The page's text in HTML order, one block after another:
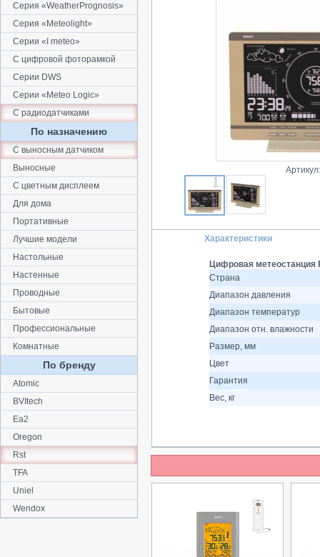
Характеристики
Цифровая метеостанция
Страна
Диапазон давления
Диапазон температур
Диапазон отн. влажности
Размер, мм
Цвет
Гарантия
Вес, кг
Серия «WeatherPrognosis»
Серия «Meteolight»
Серии «I meteo»
С цифровой фоторамкой
Серии DWS
Серии «Meteo Logic»
С paдиoдaтчикaми
По назначению
С выносным датчиком
Выносные
С цветным дисплеем
Для дома
Портативные
Лучшие модели
Настольные
Настенные
Проводные
Бытовые
Профессиональные
Комнатные
По бренду
Atomic
BVItech
Ea2
Oregon
Rst
TFA
Uniel
Wendox